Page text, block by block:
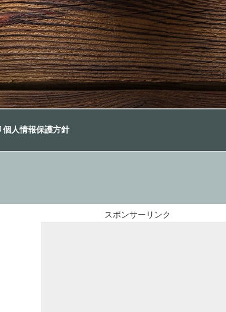
個人情報保護方針
スポンサーリンク